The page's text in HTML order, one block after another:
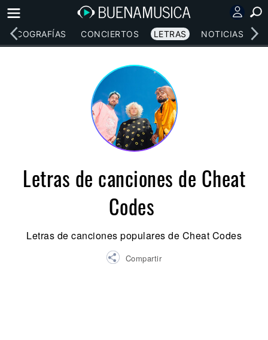
DISCOGRAFÍAS CONCIERTOS LETRAS NOTICIAS
Letras de canciones de Cheat
Codes
Letras de canciones populares de Cheat Codes
Compartir